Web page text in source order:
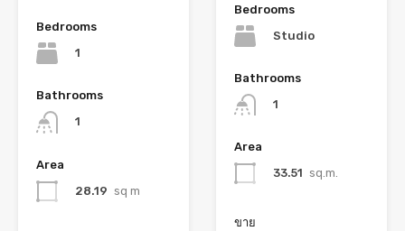
Bedrooms
1
Bathrooms
1
Area
28.19 sq m
Bedrooms
Studio
Bathrooms
1
Area
33.51 sq.m.
ขาย